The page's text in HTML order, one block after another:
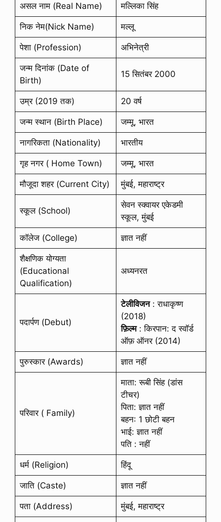
असल नाम (Real Name) मल्लिका सिंह
निक नेम(Nick Name) मल्लू
पेशा (Profession) अभिनेत्री
जन्म दिनांक (Date of
Birth)
15 सितंबर 2000
उम्र (2019 तक) 20 वर्ष
जन्म स्थान (Birth Place) जम्मू, भारत
नागरिकता (Nationality) भारतीय
गृह नगर ( Home Town) जम्मू, भारत
मौजूदा शहर (Current City) मुंबई, महाराष्ट्र
स्कूल (School)
सेवन स्क्वायर एकेडमी
स्कूल, मुंबई
कॉलेज (College) ज्ञात नहीं
शैक्षणिक योग्यता
(Educational
Qualification)
अध्यनरत
पदार्पण (Debut)
टेलीविजन: राधाकृष्ण
(2018)
फ़िल्म: किरपान: द स्वॉर्ड
ऑफ़ ऑनर (2014)
पुरुस्कार (Awards) ज्ञात नहीं
परिवार ( Family)
माता: रूबी सिंह (डांस
टीचर)
पिता: ज्ञात नहीं
बहन: 1 छोटी बहन
भाई: ज्ञात नहीं
पति : नहीं
धर्म (Religion) हिंदू
जाति (Caste) ज्ञात नहीं
पता (Address) मुंबई, महाराष्ट्र